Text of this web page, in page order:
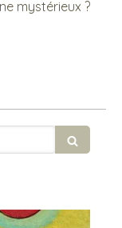
mystérieux ?